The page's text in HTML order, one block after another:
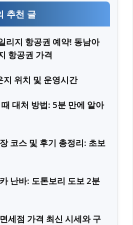
추천 글
리지 항공권 예약! 동남아
항공권 가격
위치 및 운영시간
대처 방법: 5분 만에 알아
코스 및 후기 총정리: 초보
난바: 도톤보리 도보 2분
세점 가격 최신 시세와 구